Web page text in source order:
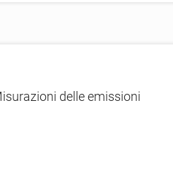
delle emissioni